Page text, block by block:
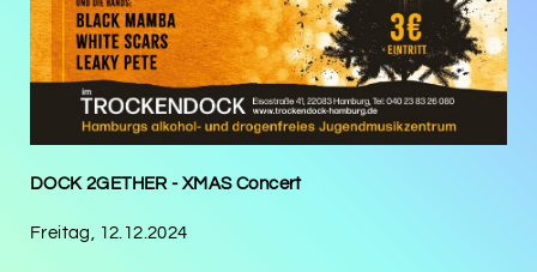
DOCK 2GETHER - XMAS Concert
Freitag, 12.12.2024